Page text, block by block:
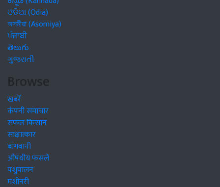
ଓଡିଆ (Odia)
অসমীয়া (Asomiya)
ਪੰਜਾਬੀ
తెలుగు
ગુજરાતી
Browse
खबरें
कंपनी समाचार
सफल किसान
साक्षात्कार
बागवानी
औषधीय फसलें
पशुपालन
मशीनरी